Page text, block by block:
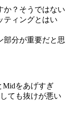
か？そうではない
ィングとはい
部分が重要だと思
Midをあげすぎ
ても抜けが悪い